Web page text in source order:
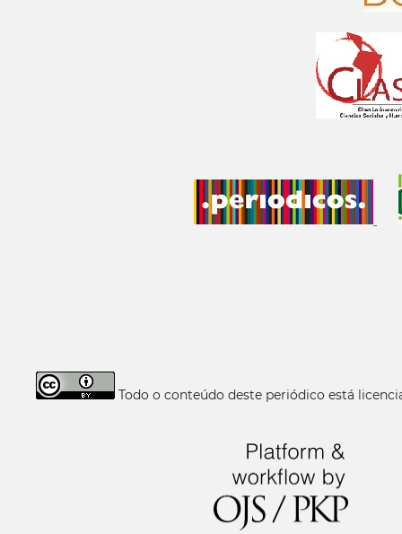
Todo o conteúdo deste periódico está